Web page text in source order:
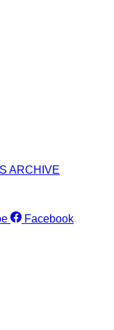
ARCHIVE
Facebook